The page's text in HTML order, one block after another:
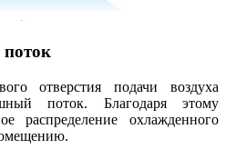
отверстия подачи воздуха
поток. Благодаря этому
распределение охлажденного